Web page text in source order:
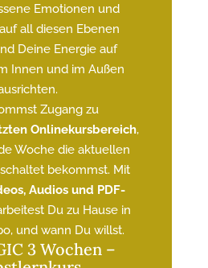
Emotionen und
all diesen Ebenen
Deine Energie auf
Innen und im Außen
Zugang zu
Onlinekursbereich,
Woche die aktuellen
bekommst. Mit
Audios und PDF-
Du zu Hause in
und wann Du willst.
3 Wochen –